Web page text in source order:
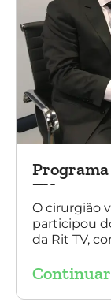
Programa
TV
O cirurgião
participou
da Rit TV,